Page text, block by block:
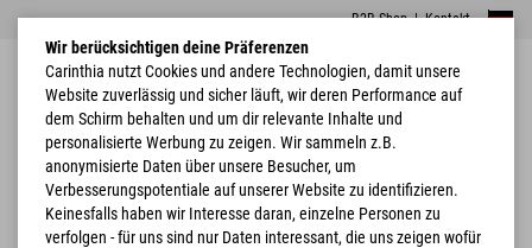
B2B Shop|Kontakt
Home 4.0 Serie
Wir berücksichtigen deine Präferenzen
Carinthia nutzt Cookies und andere Technologien, damit unsere
Website zuverlässig und sicher läuft, wir deren Performance auf
dem Schirm behalten und um dir relevante Inhalte und
personalisierte Werbung zu zeigen. Wir sammeln z.B.
anonymisierte Daten über unsere Besucher, um
Verbesserungspotentiale auf unserer Website zu identifizieren.
Keinesfalls haben wir Interesse daran, einzelne Personen zu
verfolgen - für uns sind nur Daten interessant, die uns zeigen wofür